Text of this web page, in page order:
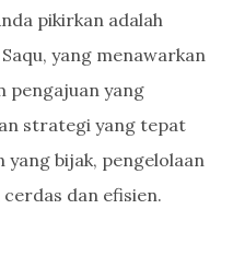
pikirkan adalah
yang menawarkan
pengajuan yang
strategi yang tepat
bijak, pengelolaan
dan efisien.